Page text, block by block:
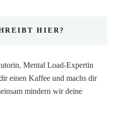
HIER?
Mental Load-Expertin
einen Kaffee und machs dir
mindern wir deine